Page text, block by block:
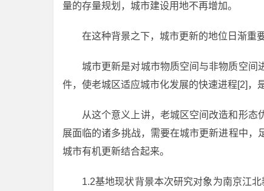
量的存量规划，城市建设用地不再增加。
在这种背景之下，城市更新的地位日渐重要
城市更新是对城市物质空间与非物质空间
件，使老城区适应城市化发展的快速进程[2]，
从这个意义上讲，老城区空间改造和形
展面临的诸多挑战，需要在城市更新进程中
城市有机更新结合起来。
1.2基地现状背景本次研究对象为南京江